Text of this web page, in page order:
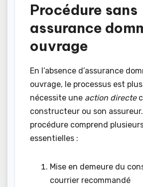
Procédure sans
assurance
ouvrage
En l’absence d’assurance
ouvrage, le processus est
nécessite une action directe
constructeur ou son
procédure comprend
essentielles :
Mise en demeure du
courrier recommandé